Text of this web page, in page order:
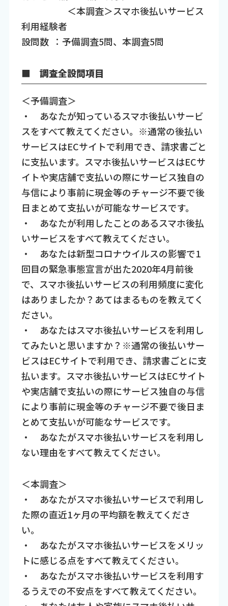
＜本調査＞スマホ後払いサービス
利用経験者
設問数 ：予備調査5問、本調査5問
■ 調査全設問項目
＜予備調査＞
・ あなたが知っているスマホ後払いサービ
スをすべて教えてください。※通常の後払い
サービスはECサイトで利用でき、請求書ごと
に支払います。スマホ後払いサービスはECサ
イトや実店舗で支払いの際にサービス独自の
与信により事前に現金等のチャージ不要で後
日まとめて支払いが可能なサービスです。
・ あなたが利用したことのあるスマホ後払
いサービスをすべて教えてください。
・ あなたは新型コロナウイルスの影響で1
回目の緊急事態宣言が出た2020年4月前後
で、スマホ後払いサービスの利用頻度に変化
はありましたか？あてはまるものを教えてく
ださい。
・ あなたはスマホ後払いサービスを利用し
てみたいと思いますか？※通常の後払いサー
ビスはECサイトで利用でき、請求書ごとに支
払います。スマホ後払いサービスはECサイト
や実店舗で支払いの際にサービス独自の与信
により事前に現金等のチャージ不要で後日ま
とめて支払いが可能なサービスです。
・ あなたがスマホ後払いサービスを利用し
ない理由をすべて教えてください。
＜本調査＞
・ あなたがスマホ後払いサービスで利用し
た際の直近1ヶ月の平均額を教えてくださ
い。
・ あなたがスマホ後払いサービスをメリッ
トに感じる点をすべて教えてください。
・ あなたがスマホ後払いサービスを利用す
るうえでの不安点をすべて教えてください。